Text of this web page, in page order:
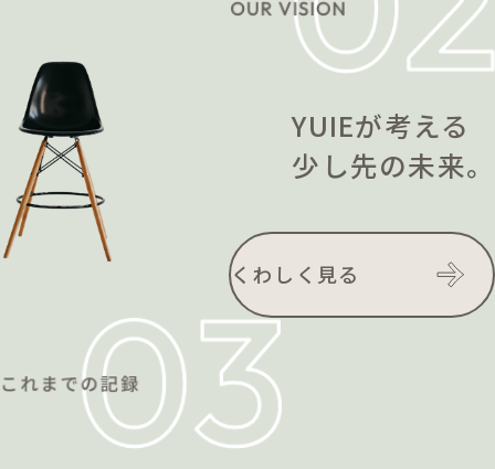
YUIEが考える
少し先の未来。
くわしく見る